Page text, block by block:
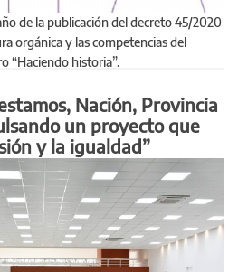
orgánica y las competencias del
“Haciendo historia”.
Nación, Provincia
un proyecto que
y la igualdad”